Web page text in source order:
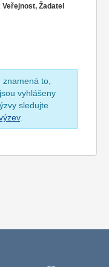
Veřejnost, Žadatel
to,
vyhlášeny
sledujte
.